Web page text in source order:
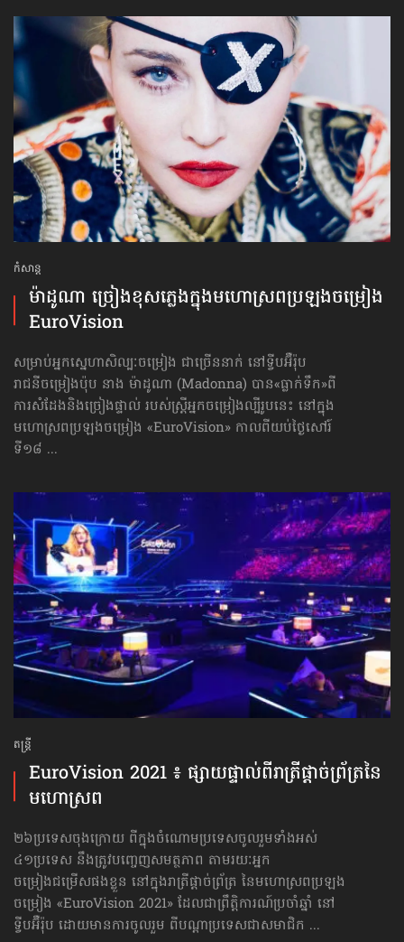
កំសាន្ដ
ម៉ាដូណា ច្រៀង​ខុសភ្លេងក្នុងមហោស្រព​ប្រឡង​ចម្រៀង
EuroVision
សម្រាប់អ្នកស្នេហាសិល្បៈចម្រៀង ជាច្រើននាក់ នៅទ្វីបអ៊ឺរ៉ុប
រាជនីចម្រៀងប៉ុប នាង ម៉ាដូណា (Madonna) បាន​«ធ្លាក់ទឹក»ពី
ការសំដែង​និងច្រៀងផ្ទាល់ របស់ស្ត្រីអ្នកចម្រៀងល្បីរូបនេះ នៅក្នុង
មហោស្រពប្រឡងចម្រៀង «EuroVision» កាលពីយប់ថ្ងៃសៅរ៍
ទី១៨ ...
តន្ត្រី
EuroVision 2021 ៖ ផ្សាយផ្ទាល់​ពីរាត្រី​ផ្ដាច់ព្រ័ត្រនៃ​
មហោស្រព
២៦ប្រទេសចុងក្រោយ ពីក្នុងចំណោមប្រទេសចូលរួមទាំងអស់
៤១ប្រទេស នឹងត្រូវបញ្ចេញសមត្ថភាព តាមរយៈ​អ្នក
ចម្រៀងជម្រើសផងខ្លួន នៅក្នុងរាត្រីផ្ដាច់ព្រ័ត្រ នៃ​មហោស្រព​ប្រឡង​
ចម្រៀង «EuroVision 2021» ដែលជា​ព្រឹត្តិការណ៍​ប្រចាំឆ្នាំ នៅ
ទ្វីបអ៊ឺរ៉ុប ដោយមានការចូលរួម ពីបណ្ដាប្រទេសជាសមាជិក ...